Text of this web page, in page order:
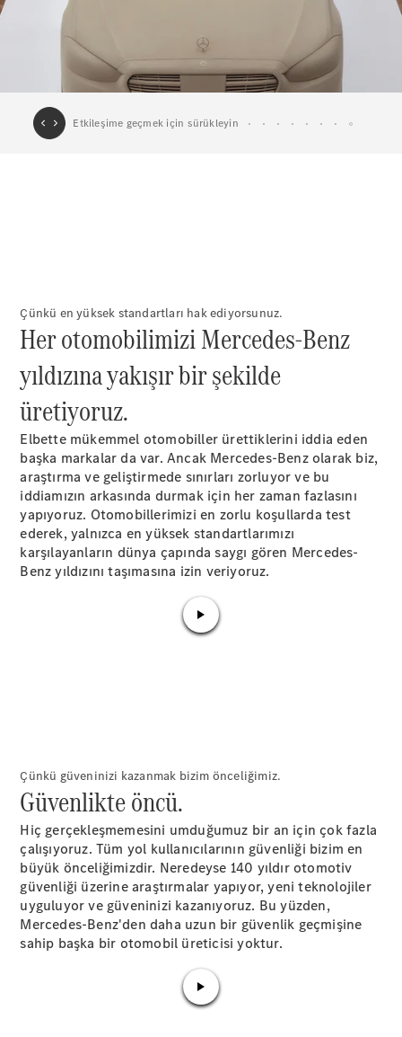
Aracını
Tasarla
Test Sürüşü
Online
Store
Estate
C-Serisi
Estate
C-Serisi All-
Terrain
Aracını
Tasarla
Test Sürüşü
Online
Store
Kompakt
Online
Store
Coupé
Tüm Coupé
CLE Coupé
Çünkü en yüksek standartları hak ediyorsunuz.
Her otomobilimizi Mercedes-Benz
yıldızına yakışır bir şekilde
üretiyoruz.​
Elbette mükemmel otomobiller ürettiklerini iddia eden
başka markalar da var. Ancak Mercedes-Benz olarak biz,
araştırma ve geliştirmede sınırları zorluyor ve bu
iddiamızın arkasında durmak için her zaman fazlasını
yapıyoruz. Otomobillerimizi en zorlu koşullarda test
ederek, yalnızca en yüksek standartlarımızı
karşılayanların dünya çapında saygı gören Mercedes-
Benz yıldızını taşımasına izin veriyoruz.
Çünkü güveninizi kazanmak bizim önceliğimiz.
Güvenlikte öncü.​
Hiç gerçekleşmemesini umduğumuz bir an için çok fazla
çalışıyoruz. Tüm yol kullanıcılarının güvenliği bizim en
büyük önceliğimizdir. Neredeyse 140 yıldır otomotiv
güvenliği üzerine araştırmalar yapıyor, yeni teknolojiler
uyguluyor ve güveninizi kazanıyoruz. Bu yüzden,
Mercedes-Benz'den daha uzun bir güvenlik geçmişine
sahip başka bir otomobil üreticisi yoktur.